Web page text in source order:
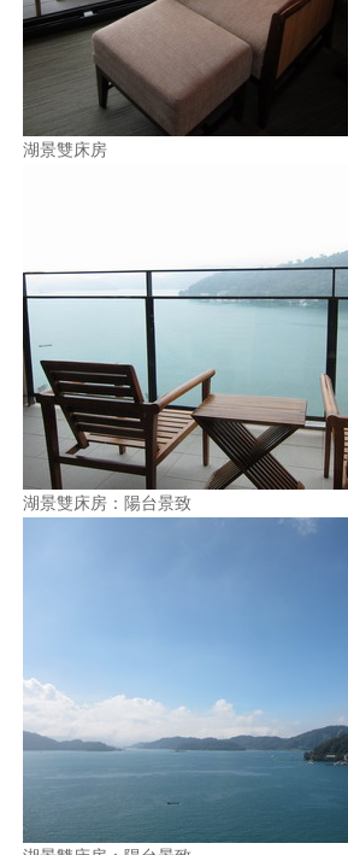
湖景雙床房
湖景雙床房：陽台景致